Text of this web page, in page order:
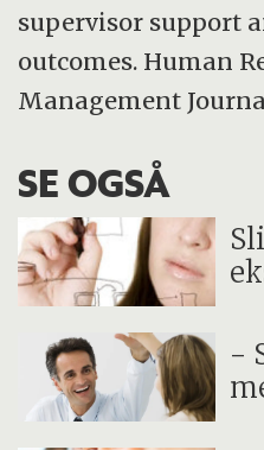
supervisor support
outcomes. Human
Management
SE OGSÅ
-